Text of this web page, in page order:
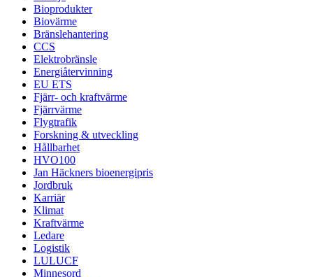
Bioprodukter
Biovärme
Bränslehantering
CCS
Elektrobränsle
Energiåtervinning
EU ETS
Fjärr- och kraftvärme
Fjärrvärme
Flygtrafik
Forskning & utveckling
Hållbarhet
HVO100
Jan Häckners bioenergipris
Jordbruk
Karriär
Klimat
Kraftvärme
Ledare
Logistik
LULUCF
Minnesord